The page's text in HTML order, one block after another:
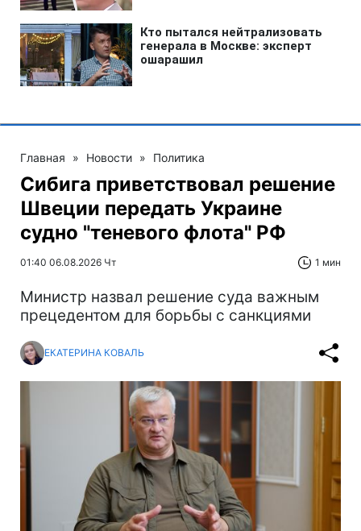
Главная » Новости » Политика
Сибига приветствовал решение
Швеции передать Украине
судно "теневого флота" РФ
01:40 06.08.2026 Чт 1 мин
Министр назвал решение суда важным
прецедентом для борьбы с санкциями
ЕКАТЕРИНА КОВАЛЬ